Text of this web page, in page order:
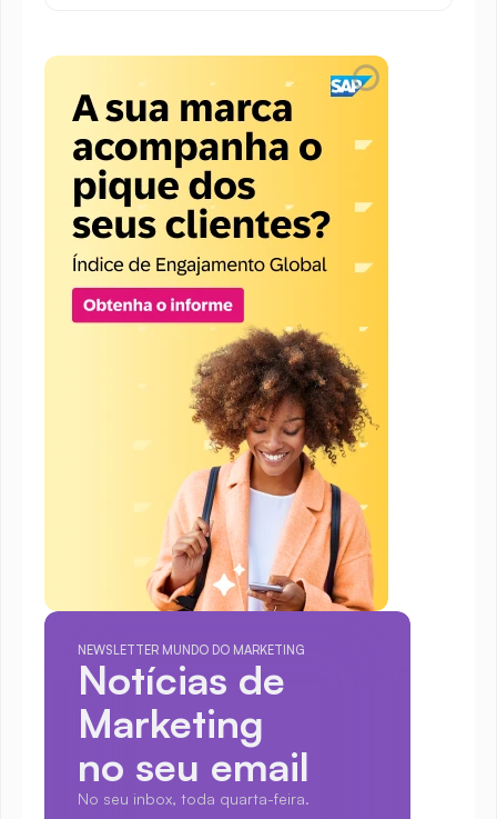
NEWSLETTER MUNDO DO MARKETING
Notícias de
Marketing
no seu email
No seu inbox, toda quarta-feira.